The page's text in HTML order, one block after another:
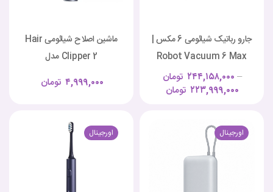
جارو رباتیک شیائومی 6 مکس |
Robot Vacuum 6 Max
تومان ۲۴۴,۱۵۸,۰۰۰ –
تومان ۲۲۳,۹۹۹,۰۰۰
ماشین اصلاح شیائومی Hair
Clipper 2 مدل
تومان ۴,۹۹۹,۰۰۰
اورجینال اورجینال